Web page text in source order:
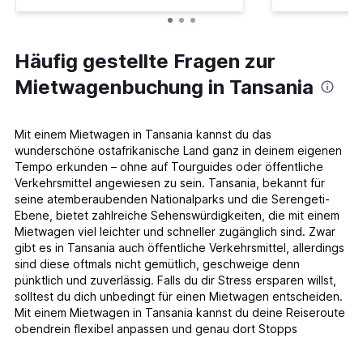
Häufig gestellte Fragen zur
Mietwagenbuchung in Tansania
Mit einem Mietwagen in Tansania kannst du das
wunderschöne ostafrikanische Land ganz in deinem eigenen
Tempo erkunden – ohne auf Tourguides oder öffentliche
Verkehrsmittel angewiesen zu sein. Tansania, bekannt für
seine atemberaubenden Nationalparks und die Serengeti-
Ebene, bietet zahlreiche Sehenswürdigkeiten, die mit einem
Mietwagen viel leichter und schneller zugänglich sind. Zwar
gibt es in Tansania auch öffentliche Verkehrsmittel, allerdings
sind diese oftmals nicht gemütlich, geschweige denn
pünktlich und zuverlässig. Falls du dir Stress ersparen willst,
solltest du dich unbedingt für einen Mietwagen entscheiden.
Mit einem Mietwagen in Tansania kannst du deine Reiseroute
obendrein flexibel anpassen und genau dort Stopps